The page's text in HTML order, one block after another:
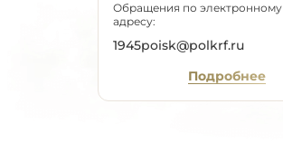
Обращения по электронному
адресу:
1945poisk@polkrf.ru
Подробнее